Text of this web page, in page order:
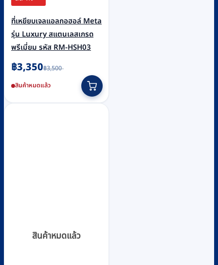
ที่เหยียบเจลแอลกอฮอล์ Meta
รุ่น Luxury สแตนเลสเกรด
พรีเมี่ยม รหัส RM-HSH03
฿3,500
Original
price
was:
฿3,500.
฿3,350
Current
price
is:
฿3,350.
สินค้าหมดแล้ว
สินค้าหมดแล้ว